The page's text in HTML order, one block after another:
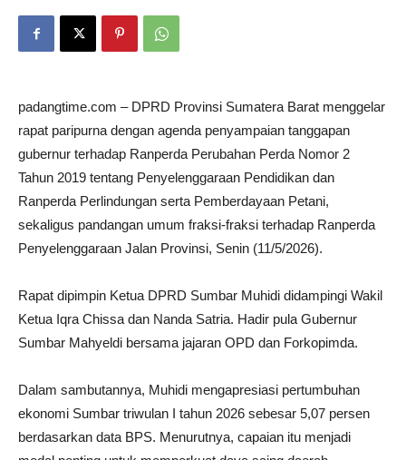
padangtime.com – DPRD Provinsi Sumatera Barat menggelar
rapat paripurna dengan agenda penyampaian tanggapan
gubernur terhadap Ranperda Perubahan Perda Nomor 2
Tahun 2019 tentang Penyelenggaraan Pendidikan dan
Ranperda Perlindungan serta Pemberdayaan Petani,
sekaligus pandangan umum fraksi-fraksi terhadap Ranperda
Penyelenggaraan Jalan Provinsi, Senin (11/5/2026).
Rapat dipimpin Ketua DPRD Sumbar Muhidi didampingi Wakil
Ketua Iqra Chissa dan Nanda Satria. Hadir pula Gubernur
Sumbar Mahyeldi bersama jajaran OPD dan Forkopimda.
Dalam sambutannya, Muhidi mengapresiasi pertumbuhan
ekonomi Sumbar triwulan I tahun 2026 sebesar 5,07 persen
berdasarkan data BPS. Menurutnya, capaian itu menjadi